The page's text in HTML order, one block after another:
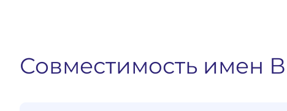
Совместимость имен